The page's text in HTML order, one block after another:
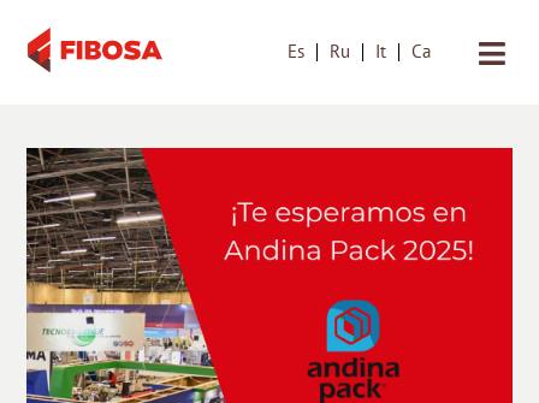
Saltar
Es Ru It Ca